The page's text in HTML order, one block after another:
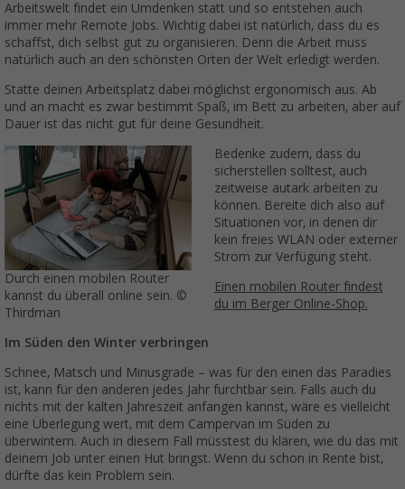
Arbeitswelt findet ein Umdenken statt und so entstehen auch
immer mehr Remote Jobs. Wichtig dabei ist natürlich, dass du es
schaffst, dich selbst gut zu organisieren. Denn die Arbeit muss
natürlich auch an den schönsten Orten der Welt erledigt werden.
Statte deinen Arbeitsplatz dabei möglichst ergonomisch aus. Ab
und an macht es zwar bestimmt Spaß, im Bett zu arbeiten, aber auf
Dauer ist das nicht gut für deine Gesundheit.
Durch einen mobilen Router
kannst du überall online sein. ©
Thirdman
Bedenke zudem, dass du
sicherstellen solltest, auch
zeitweise autark arbeiten zu
können. Bereite dich also auf
Situationen vor, in denen dir
kein freies WLAN oder externer
Strom zur Verfügung steht.
Einen mobilen Router findest
du im Berger Online-Shop.
Im Süden den Winter verbringen
Schnee, Matsch und Minusgrade – was für den einen das Paradies
ist, kann für den anderen jedes Jahr furchtbar sein. Falls auch du
nichts mit der kalten Jahreszeit anfangen kannst, wäre es vielleicht
eine Überlegung wert, mit dem Campervan im Süden zu
überwintern. Auch in diesem Fall müsstest du klären, wie du das mit
deinem Job unter einen Hut bringst. Wenn du schon in Rente bist,
dürfte das kein Problem sein.